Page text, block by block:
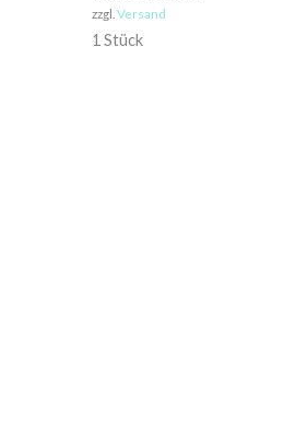
zzgl. Versand
1 Stück